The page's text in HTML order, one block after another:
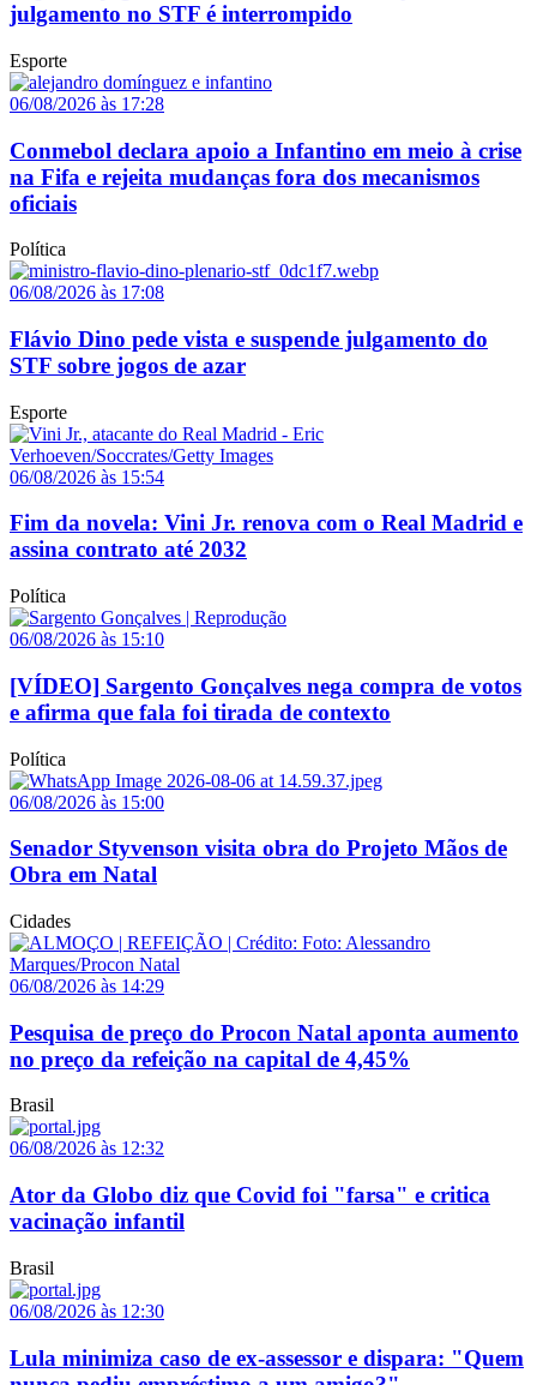
julgamento no STF é interrompido
Esporte
06/08/2026 às 17:28
Conmebol declara apoio a Infantino em meio à crise
na Fifa e rejeita mudanças fora dos mecanismos
oficiais
Política
06/08/2026 às 17:08
Flávio Dino pede vista e suspende julgamento do
STF sobre jogos de azar
Esporte
06/08/2026 às 15:54
Fim da novela: Vini Jr. renova com o Real Madrid e
assina contrato até 2032
Política
06/08/2026 às 15:10
[VÍDEO] Sargento Gonçalves nega compra de votos
e afirma que fala foi tirada de contexto
Política
06/08/2026 às 15:00
Senador Styvenson visita obra do Projeto Mãos de
Obra em Natal
Cidades
06/08/2026 às 14:29
Pesquisa de preço do Procon Natal aponta aumento
no preço da refeição na capital de 4,45%
Brasil
06/08/2026 às 12:32
Ator da Globo diz que Covid foi "farsa" e critica
vacinação infantil
Brasil
06/08/2026 às 12:30
Lula minimiza caso de ex-assessor e dispara: "Quem